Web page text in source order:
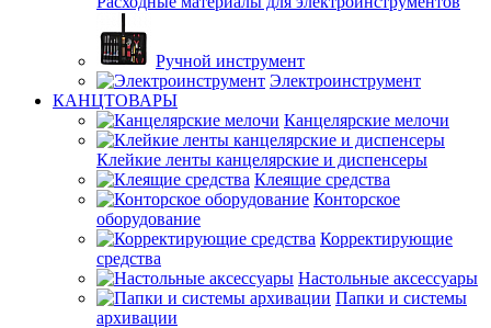
Ручной инструмент
Электроинструмент
КАНЦТОВАРЫ
Канцелярские мелочи
Клейкие ленты канцелярские и диспенсеры
Клеящие средства
Конторское
оборудование
Корректирующие
средства
Настольные аксессуары
Папки и системы
архивации